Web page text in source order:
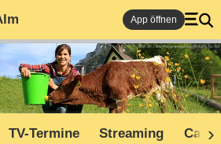
App öffnen
TV-Termine Streaming Cast